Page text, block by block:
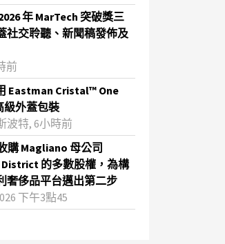
年 MarTech 突破獎三
社交聆聽、新聞稿發佈及
前
Eastman Cristal™ One
級外蓋包裝
波特, 6小時前
購 Magliano 母公司
的多數股權，為構
奢侈品平台邁出第二步
下午3點45